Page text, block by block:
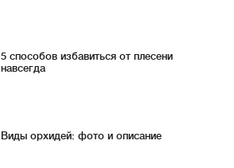
5 способов избавиться от плесени
навсегда
Виды орхидей: фото и описание